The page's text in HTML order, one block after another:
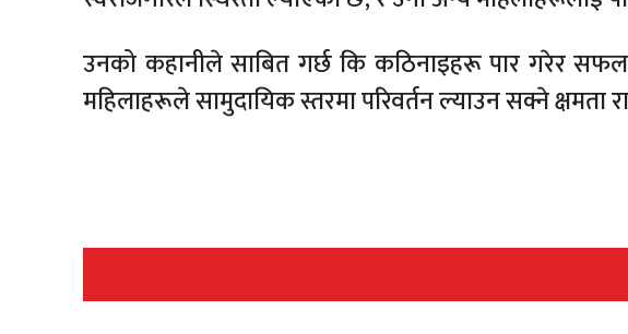
उनको कहानीले साबित गर्छ कि कठिनाइहरू पार गरेर
महिलाहरूले सामुदायिक स्तरमा परिवर्तन ल्याउन सक्ने क्षमता